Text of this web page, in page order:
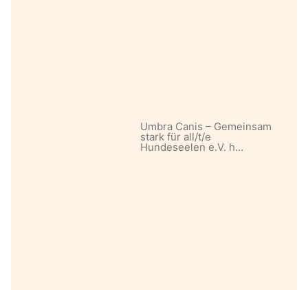
Umbra Canis – Gemeinsam
stark für all/t/e
Hundeseelen e.V. h…